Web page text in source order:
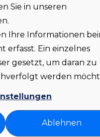
Sie in unseren
Ihre Informationen
erfasst. Ein einzelnes
gesetzt, um daran zu
werden
Ablehnen
das Suchfeld leer
Fehlerbehebung